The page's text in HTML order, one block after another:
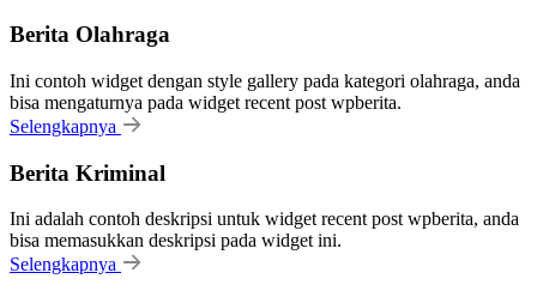
Berita Olahraga
Ini contoh widget dengan style gallery pada kategori olahraga, anda
bisa mengaturnya pada widget recent post wpberita.
Selengkapnya
Berita Kriminal
Ini adalah contoh deskripsi untuk widget recent post wpberita, anda
bisa memasukkan deskripsi pada widget ini.
Selengkapnya